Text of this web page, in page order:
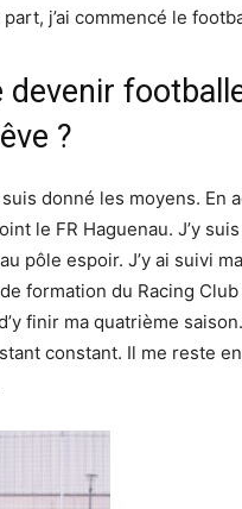
j’ai commencé le
devenir
?
suis donné les moyens.
le FR Haguenau. J’y
pôle espoir. J’y ai suivi
formation du Racing
finir ma quatrième
constant. Il me reste